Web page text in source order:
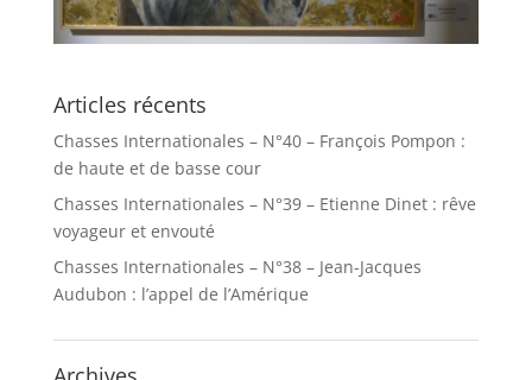
Articles récents
Chasses Internationales – N°40 – François Pompon :
de haute et de basse cour
Chasses Internationales – N°39 – Etienne Dinet : rêve
voyageur et envouté
Chasses Internationales – N°38 – Jean-Jacques
Audubon : l’appel de l’Amérique